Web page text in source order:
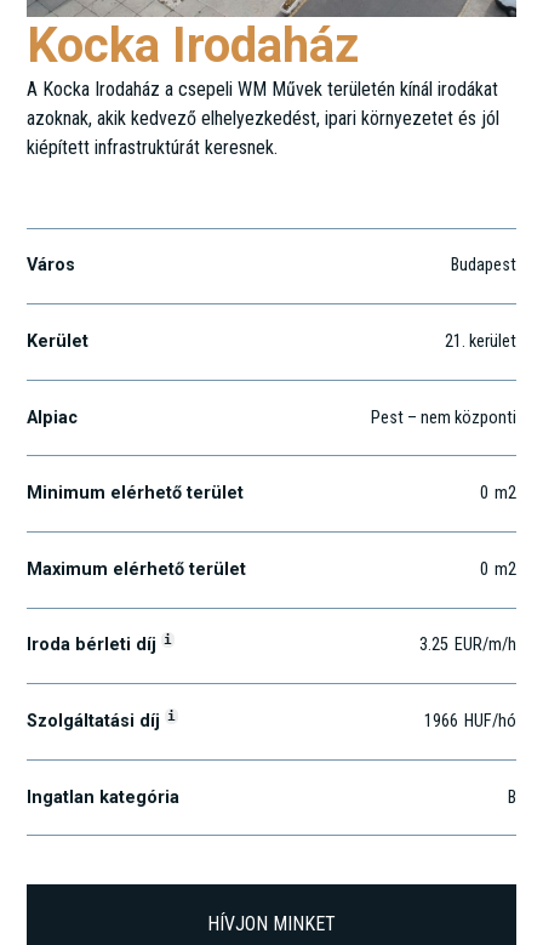
Kocka Irodaház
A Kocka Irodaház a csepeli WM Művek területén kínál irodákat
azoknak, akik kedvező elhelyezkedést, ipari környezetet és jól
kiépített infrastruktúrát keresnek.
Város Budapest
Kerület 21. kerület
Alpiac Pest – nem központi
Minimum elérhető terület 0 m2
Maximum elérhető terület 0 m2
Iroda bérleti díj i 3.25 EUR/m/h
Szolgáltatási díj i 1966 HUF/hó
Ingatlan kategória B
HÍVJON MINKET